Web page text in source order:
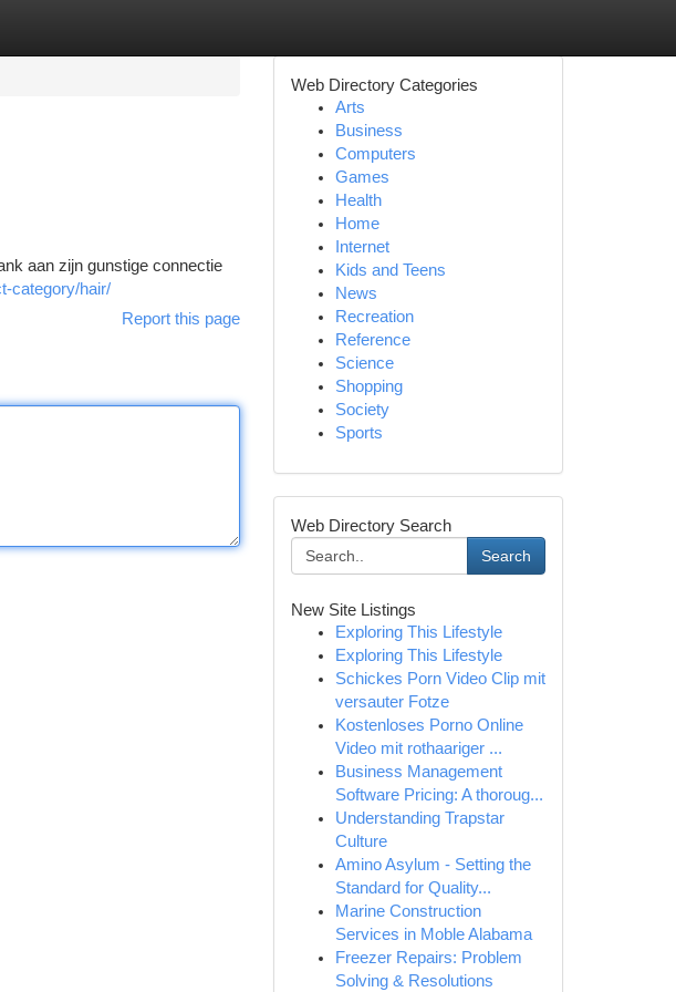
aan zijn gunstige connectie
category/hair/
Report this page
Web Directory Categories
Arts
Business
Computers
Games
Health
Home
Internet
Kids and Teens
News
Recreation
Reference
Science
Shopping
Society
Sports
Web Directory Search
Search
New Site Listings
Exploring This Lifestyle
Exploring This Lifestyle
Schickes Porn Video Clip mit
versauter Fotze
Kostenloses Porno Online
Video mit rothaariger ...
Business Management
Software Pricing: A thoroug...
Understanding Trapstar
Culture
Amino Asylum - Setting the
Standard for Quality...
Marine Construction
Services in Moble Alabama
Freezer Repairs: Problem
Solving & Resolutions